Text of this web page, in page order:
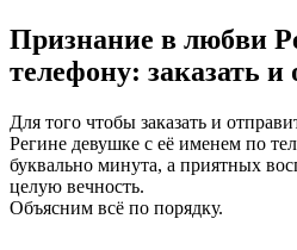
Признание в любви
телефону: заказать и
Для того чтобы заказать и
Регине девушке с её именем по
буквально минута, а приятных
целую вечность.
Объясним всё по порядку.